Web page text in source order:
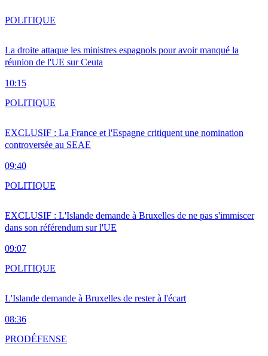
La droite attaque les ministres espagnols pour avoir manqué la
réunion de l'UE sur Ceuta
10:15
POLITIQUE
EXCLUSIF : La France et l'Espagne critiquent une nomination
controversée au SEAE
09:40
POLITIQUE
EXCLUSIF : L'Islande demande à Bruxelles de ne pas s'immiscer
dans son référendum sur l'UE
09:07
POLITIQUE
L'Islande demande à Bruxelles de rester à l'écart
08:36
POLITIQUE
PRODÉFENSE